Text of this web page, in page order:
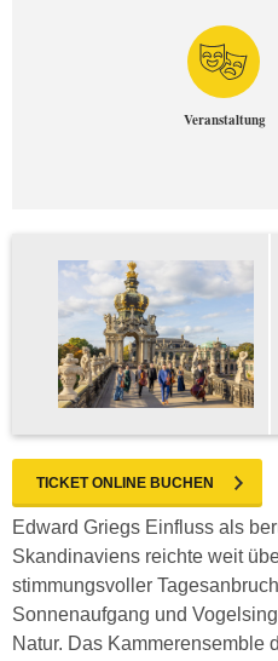
Veranstaltung
TICKET ONLINE BUCHEN
Edward Griegs Einfluss als
Skandinaviens reichte weit
stimmungsvoller
Sonnenaufgang und
Natur. Das